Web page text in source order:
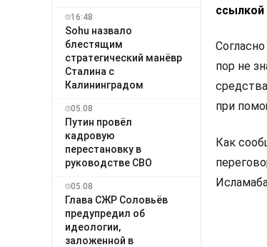
16:48
Sohu назвало
блестящим
стратегический манёвр
Сталина с
Калининградом
05.08
Путин провёл
кадровую
перестановку в
руководстве СВО
05.08
Глава СЖР Соловьёв
предупредил об
идеологии,
заложенной в
ссылкой
пор не
при
Как